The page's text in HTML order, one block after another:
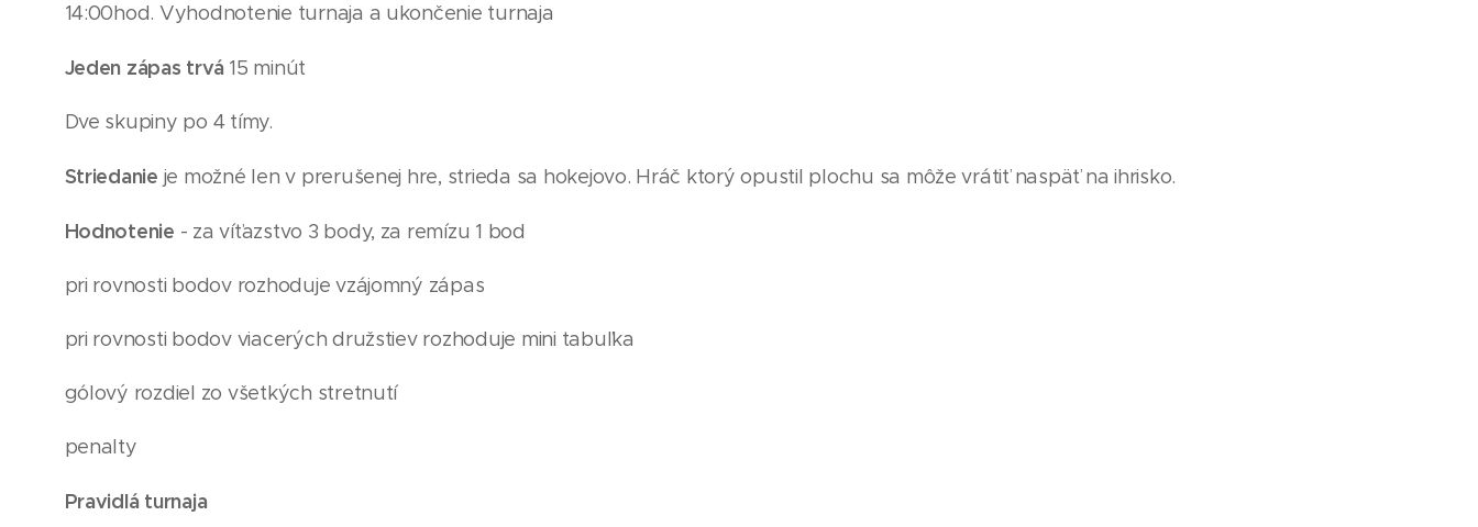
14:00hod. Vyhodnotenie turnaja a ukončenie turnaja
Jeden zápas trvá15 minút
Dve skupiny po 4tímy.
Striedanie je možné len v prerušenej hre, strieda sa hokejovo. Hráč ktorý opustil plochu sa môže vrátiť naspäť na ihrisko.
Hodnotenie - za víťazstvo 3 body, za remízu 1 bod
pri rovnosti bodov rozhoduje vzájomný zápas
pri rovnosti bodov viacerých družstiev rozhoduje mini tabuľka
gólový rozdiel zo všetkých stretnutí
penalty
Pravidlá turnaja